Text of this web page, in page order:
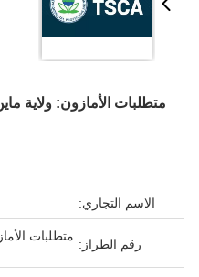
الاسم التجاري:
رقم الطراز: